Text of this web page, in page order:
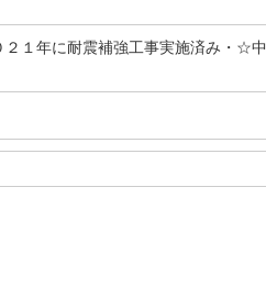
１年に耐震補強工事実施済み・☆中